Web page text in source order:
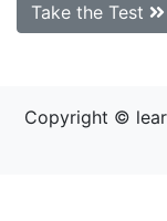
Take the Test
Copyright ©